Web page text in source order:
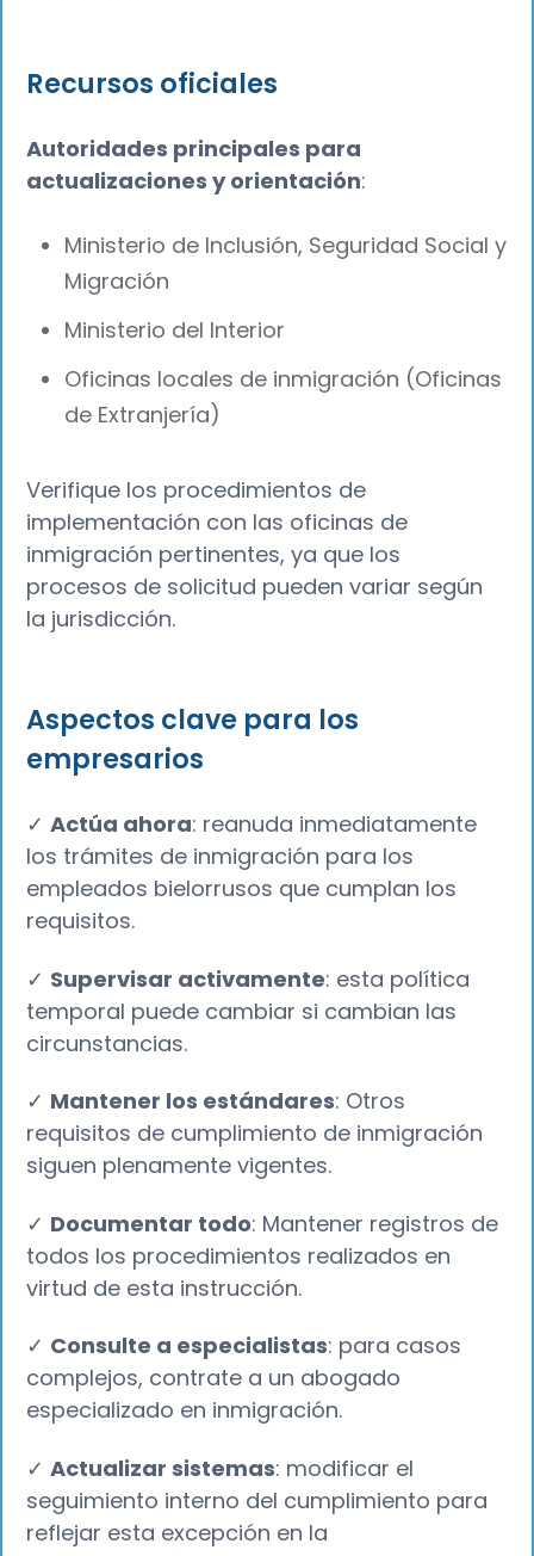
Recursos oficiales
Autoridades principales para
actualizaciones y orientación:
Ministerio de Inclusión, Seguridad Social y
Migración
Ministerio del Interior
Oficinas locales de inmigración (Oficinas
de Extranjería)
Verifique los procedimientos de
implementación con las oficinas de
inmigración pertinentes, ya que los
procesos de solicitud pueden variar según
la jurisdicción.
Aspectos clave para los
empresarios
✓Actúa ahora: reanuda inmediatamente
los trámites de inmigración para los
empleados bielorrusos que cumplan los
requisitos.
✓ Supervisar activamente: esta política
temporal puede cambiar si cambian las
circunstancias.
✓ Mantener los estándares: Otros
requisitos de cumplimiento de inmigración
siguen plenamente vigentes.
✓ Documentar todo: Mantener registros de
todos los procedimientos realizados en
virtud de esta instrucción.
✓ Consulte a especialistas: para casos
complejos, contrate a un abogado
especializado en inmigración.
✓Actualizar sistemas: modificar el
seguimiento interno del cumplimiento para
reflejar esta excepción en la